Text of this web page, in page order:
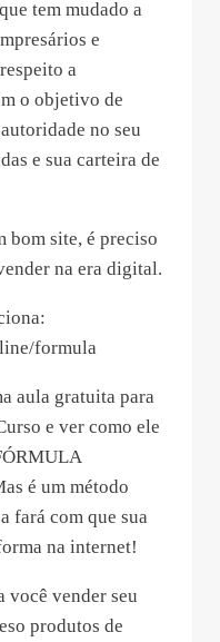
tem mudado a
e
a
o objetivo de
no seu
e sua carteira de
bom site, é preciso
na era digital.
formula
aula gratuita para
e ver como ele
é um método
fará com que sua
na internet!
você vender seu
produtos de